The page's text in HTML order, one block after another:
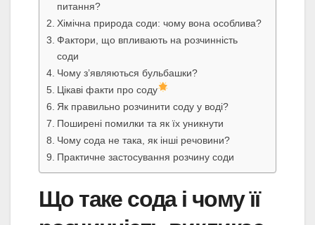
питання?
Хімічна природа соди: чому вона особлива?
Фактори, що впливають на розчинність
соди
Чому з’являються бульбашки?
Цікаві факти про соду
Як правильно розчинити соду у воді?
Поширені помилки та як їх уникнути
Чому сода не така, як інші речовини?
Практичне застосування розчину соди
Що таке сода і чому її